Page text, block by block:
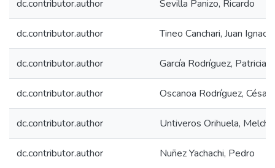
dc.contributor.author Sevilla Panizo, Ricardo
dc.contributor.author Tineo Canchari, Juan Ignacio
dc.contributor.author García Rodríguez, Patricia
dc.contributor.author Oscanoa Rodríguez, César
dc.contributor.author Untiveros Orihuela,
dc.contributor.author Nuñez Yachachi, Pedro